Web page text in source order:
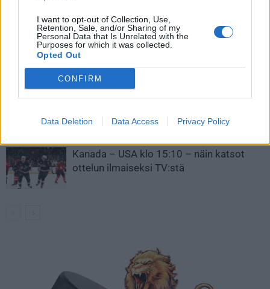
I want to opt-out of Collection, Use,
Retention, Sale, and/or Sharing of my
Personal Data that Is Unrelated with the
Purposes for which it was collected.
Opted Out
CONFIRM
Data Deletion Data Access Privacy Policy
Leijonat julkisti ketjut Sveitsi-peliin –
Aleksander Barkov tekee paluun
kaukaloon
Venäläisveskari sekosi Suomen 2.
50 jäähyminuuttia
Kanada – USA klo 15:10 – näin katsot
ottelun ilmaiseksi TV:stä